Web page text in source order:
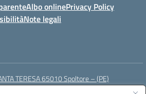
Albo onlinePrivacy Policy
Note legali
TERESA 65010 Spoltore – (PE)